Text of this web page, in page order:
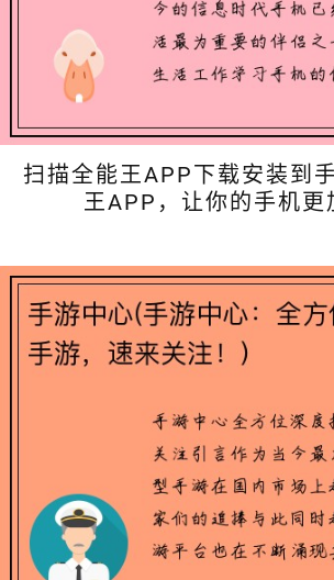
扫描全能王APP下载安装到
王APP，让你的手机更